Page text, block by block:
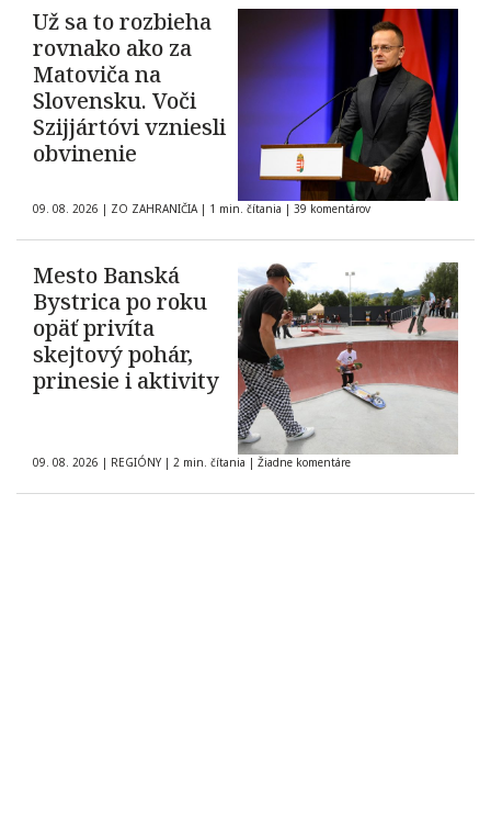
Už sa to rozbieha
rovnako ako za
Matoviča na
Slovensku. Voči
Szijjártóvi vzniesli
obvinenie
09. 08. 2026 | ZO ZAHRANIČIA | 1 min. čítania | 39 komentárov
Mesto Banská
Bystrica po roku
opäť privíta
skejtový pohár,
prinesie i aktivity
09. 08. 2026 | REGIÓNY | 2 min. čítania | Žiadne komentáre